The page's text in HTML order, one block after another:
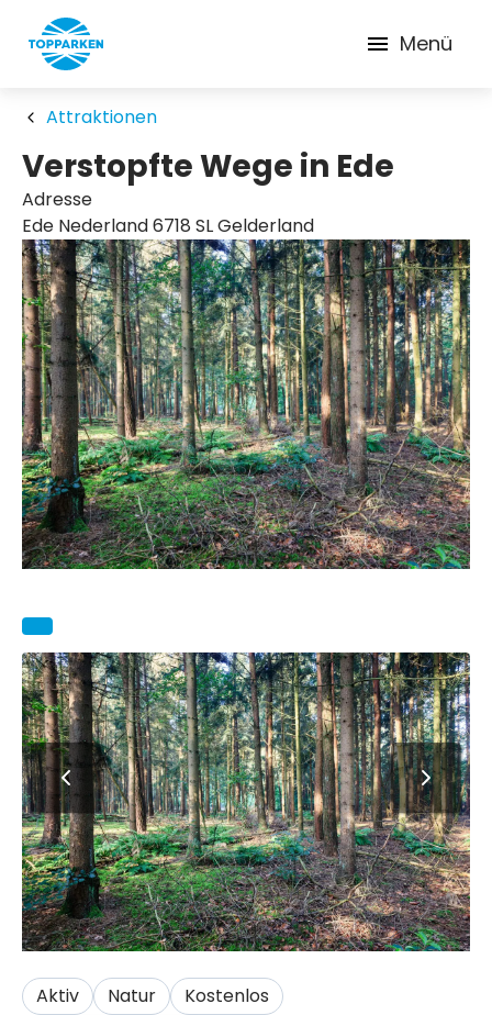
Menü
Attraktionen
Verstopfte Wege in Ede
Adresse
Ede Nederland 6718 SL Gelderland
Aktiv Natur
Kostenlos